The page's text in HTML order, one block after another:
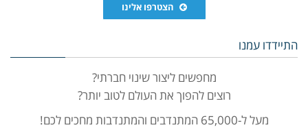
הצטרפו אלינו
התיידדו עמנו
מחפשים ליצור שינוי חברתי?
רוצים להפוך את העולם לטוב יותר?
מעל ל-65,000 המתנדבים והמתנדבות מחכים לכם!